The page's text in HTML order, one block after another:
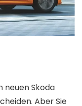
neuen Skoda
Aber Sie